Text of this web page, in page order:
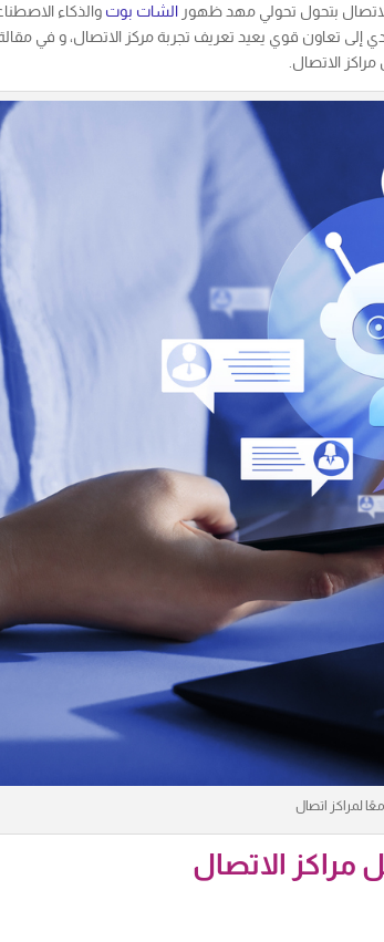
الاتصال بتحول تحولي مهد ظهورالشات بوت
إلى تعاون قوي يعيد تعريف تجربة مركز الاتصال، و في
الاتصال.
لمراكز اتصال
الاتصال